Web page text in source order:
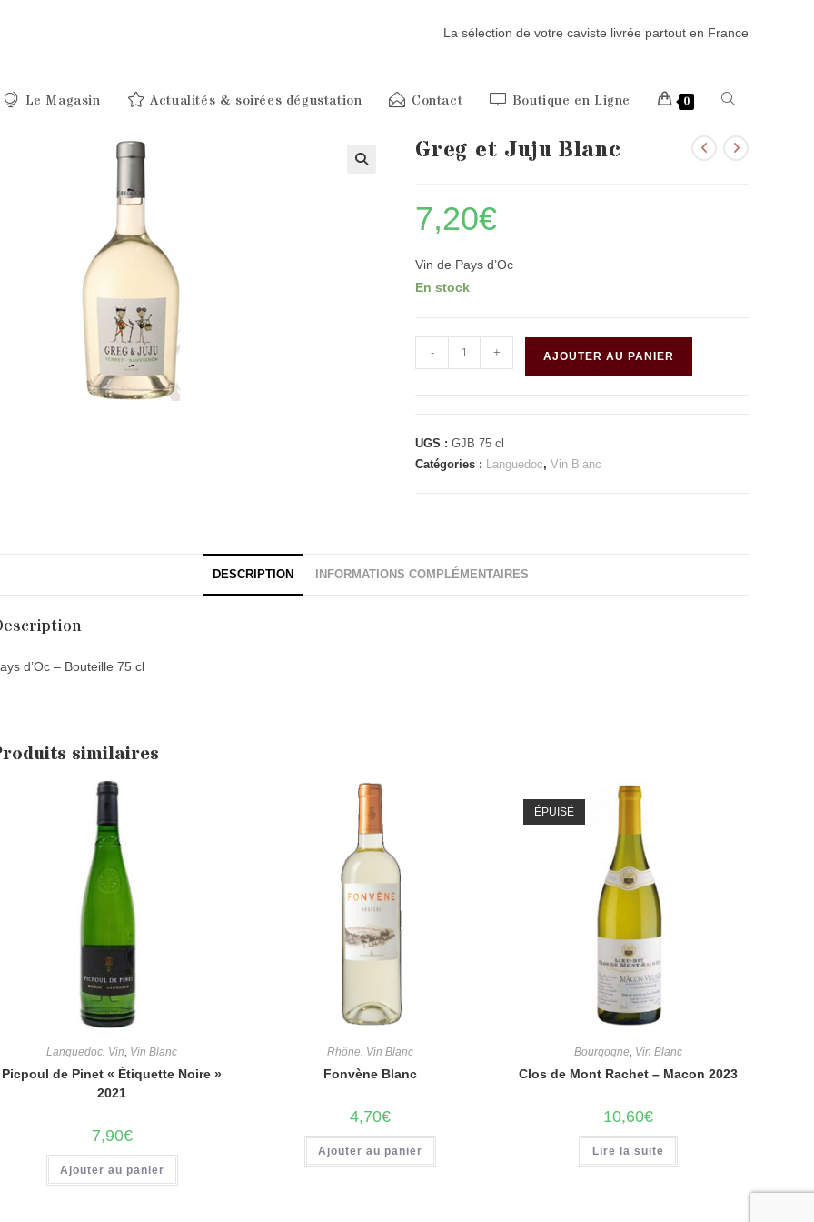
La sélection de votre caviste livrée partout en France
Le Magasin Actualités & soirées dégustation Contact Boutique en Ligne 0 Toggle
Greg et Juju Blanc
7,20€
Vin de Pays d’Oc
En stock
de
Juju
Blanc
- + AJOUTER AU PANIER
UGS :GJB 75 cl
Catégories : Languedoc,Vin Blanc
DESCRIPTION INFORMATIONS COMPLÉMENTAIRES
d’Oc – Bouteille 75 cl
similaires
Languedoc Vin Vin Blanc
Picpoul de Pinet « Étiquette Noire »
2021
7,90€
Ajouter au panier
Rhône Vin Blanc
Fonvène Blanc
4,70€
Ajouter au panier
ÉPUISÉ
Bourgogne Vin Blanc
Clos de Mont Rachet – Macon 2023
10,60€
Lire la suite